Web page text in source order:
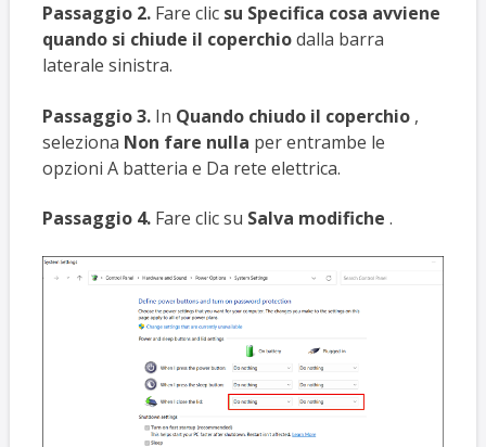
Passaggio 2.Fare clic su Specifica cosa avviene
quando si chiude il coperchiodalla barra
laterale sinistra.
Passaggio 3.In Quando chiudo il coperchio,
seleziona Non fare nulla per entrambe le
opzioni A batteria e Da rete elettrica.
Passaggio 4.Fare clic su Salva modifiche .